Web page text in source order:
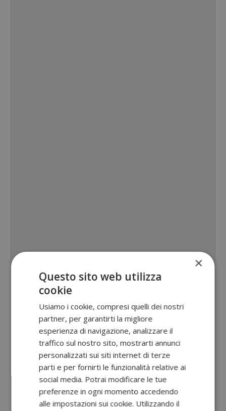
×
Questo sito web utilizza
cookie
Usiamo i cookie, compresi quelli dei nostri
partner, per garantirti la migliore
esperienza di navigazione, analizzare il
traffico sul nostro sito, mostrarti annunci
personalizzati sui siti internet di terze
parti e per fornirti le funzionalità relative ai
social media. Potrai modificare le tue
preferenze in ogni momento accedendo
alle impostazioni sui cookie. Utilizzando il